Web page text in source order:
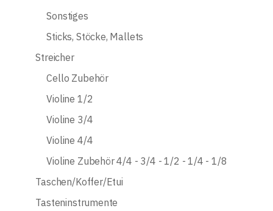
Sonstiges
Sticks, Stöcke, Mallets
Streicher
Cello Zubehör
Violine 1/2
Violine 3/4
Violine 4/4
Violine Zubehör 4/4 - 3/4 - 1/2 - 1/4 - 1/8
Taschen/Koffer/Etui
Tasteninstrumente